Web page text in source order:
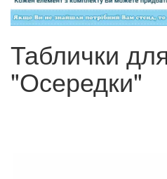
Таблички
"Осередки"